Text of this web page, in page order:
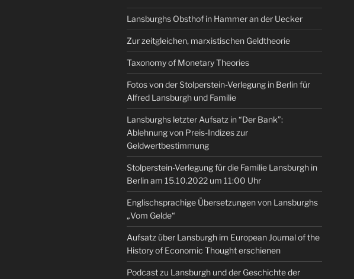
Lansburghs Obsthof in Hammer an der Uecker
Zur zeitgleichen, marxistischen Geldtheorie
Taxonomy of Monetary Theories
Fotos von der Stolperstein-Verlegung in Berlin für
Alfred Lansburgh und Familie
Lansburghs letzter Aufsatz in “Der Bank”:
Ablehnung von Preis-Indizes zur
Geldwertbestimmung
Stolperstein-Verlegung für die Familie Lansburgh in
Berlin am 15.10.2022 um 11:00 Uhr
Englischsprachige Übersetzungen von Lansburghs
„Vom Gelde“
Aufsatz über Lansburgh im European Journal of the
History of Economic Thought erschienen
Podcast zu Lansburgh und der Geschichte der